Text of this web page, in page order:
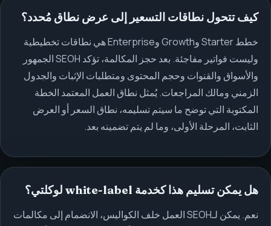
كيف تتحول نطاقات التسعير إلى عرض نطاق مُحدد؟
خطط Starter وGrowth وEnterprise هي نطاقات تخطيطية
وليست فواتير مفاجئة. بعد حجز المكالمة، تؤكد SEOH الجمهور
والأسواق والقنوات وحجم المحتوى ومتطلبات الإثبات والجدول
الزمني ومالك المراجعات. يُمثل نطاق العمل المعتمد الخطة
المكتوبة التي توضح ما سيتم تسليمه، نطاق السعر أو العرض
الثابت، المرحلة الأولى، وما لم يتم تضمينه بعد.
هل يمكن تسليم هذا كخدمة white-label لوكلتي؟
نعم. يمكن لـSEOH العمل خلف الكواليس، الانضمام إلى مكالمات